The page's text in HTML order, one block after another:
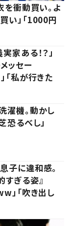
を衝動買い。よ
い」「1000円
家ある！？」
ッセー
「私が行きた
濯機。動かし
恐るべし」
子に違和感。
ぎる姿』
」「吹き出し